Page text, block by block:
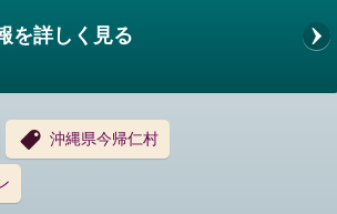
を詳しく見る
沖縄県今帰仁村